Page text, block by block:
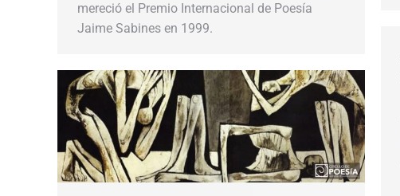
mereció el Premio Internacional de Poesía
Jaime Sabines en 1999.